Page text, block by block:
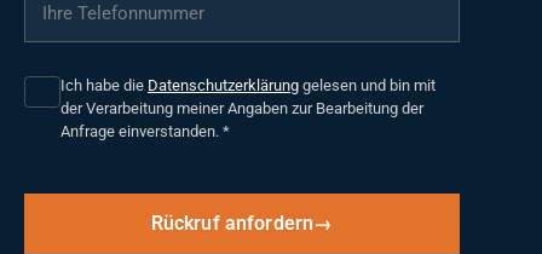
Ich habe die Datenschutzerklärung gelesen und bin mit
der Verarbeitung meiner Angaben zur Bearbeitung der
Anfrage einverstanden. *
Rückruf anfordern